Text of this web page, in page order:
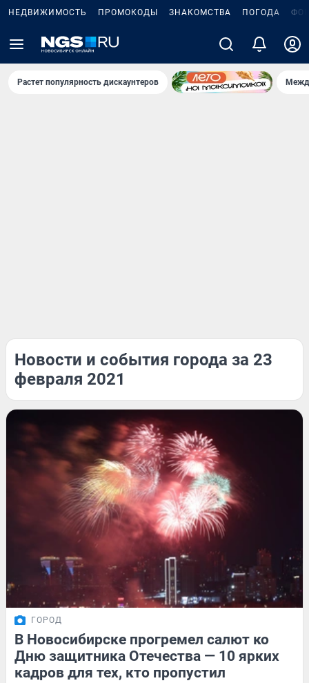
НЕДВИЖИМОСТЬ ПРОМОКОДЫ ЗНАКОМСТВА ПОГОДА
Растет популярность дискаунтеров
Новости и события города за 23
февраля 2021
ГОРОД
В Новосибирске прогремел салют ко
Дню защитника Отечества — 10 ярких
кадров для тех, кто пропустил